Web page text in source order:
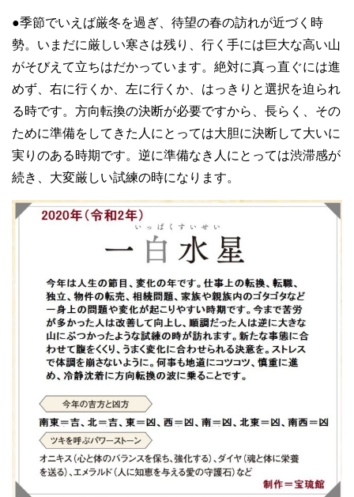
●季節でいえば厳冬を過ぎ、待望の春の訪れが近づく時
勢。いまだに厳しい寒さは残り、行く手には巨大な高い山
がそびえて立ちはだかっています。絶対に真っ直ぐには進
めず、右に行くか、左に行くか、はっきりと選択を迫られ
る時です。方向転換の決断が必要ですから、長らく、その
ために準備をしてきた人にとっては大胆に決断して大いに
実りのある時期です。逆に準備なき人にとっては渋滞感が
続き、大変厳しい試練の時になります。